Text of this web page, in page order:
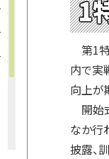
1
第1
内で実
向上が
開始
なか行
披露、